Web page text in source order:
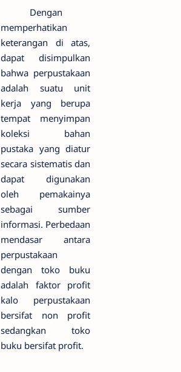
Dengan
memperhatikan
keterangan di atas,
dapat disimpulkan
bahwa perpustakaan
adalah suatu unit
kerja yang berupa
tempat menyimpan
koleksi bahan
pustaka yang diatur
secara sistematis dan
dapat digunakan
oleh pemakainya
sebagai sumber
informasi. Perbedaan
mendasar antara
perpustakaan
dengan toko buku
adalah faktor profit
kalo perpustakaan
bersifat non profit
sedangkan toko
buku bersifat profit.